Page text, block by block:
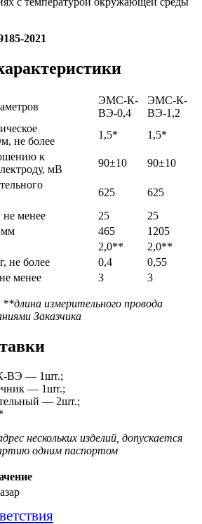
2021
ЭМС-К-
ВЭ-0,4
ЭМС-К-
ВЭ-1,2
не более
1,5* 1,5*
к
мВ
90±10 90±10
625
625
не менее 25
25
мм 465
1205
2,0**
2,0**
не более 0,4
0,55
менее 3 3
измерительного провода
Заказчика
ВЭ — 1шт.;
— 1шт.;
— 2шт.;
нескольких изделий, допускается
одним паспортом